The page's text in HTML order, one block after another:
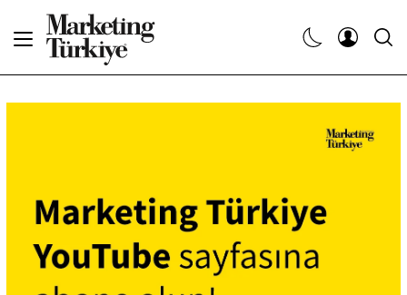
Dergiler
Etkinlikler